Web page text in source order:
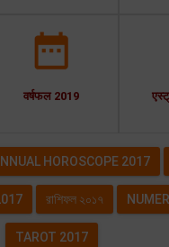
वर्षफल 2019
HOROSCOPE 2017
রাশিফল ২০১৭
TAROT 2017